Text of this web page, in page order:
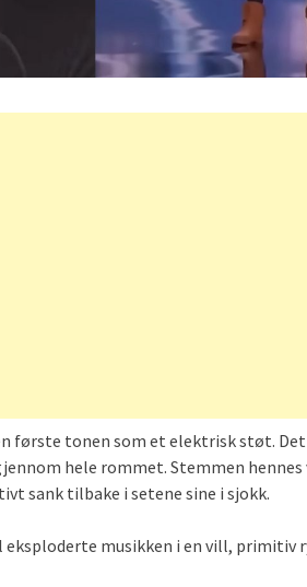
første tonen som et elektrisk støt. Det
hele rommet. Stemmen hennes
sank tilbake i setene sine i sjokk.
eksploderte musikken i en vill, primitiv